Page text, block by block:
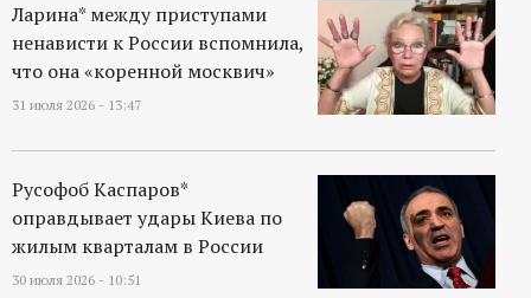
Ларина* между приступами
ненависти к России вспомнила,
что она «коренной москвич»
31 июля 2026 - 13:47
Русофоб Каспаров*
оправдывает удары Киева по
жилым кварталам в России
30 июля 2026 - 10:51